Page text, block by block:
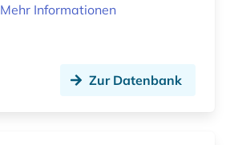
Mehr Informationen
Zur Datenbank